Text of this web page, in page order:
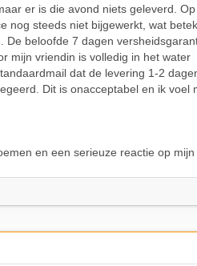
er is die avond niets geleverd. Op
nog steeds niet bijgewerkt, wat
beloofde 7 dagen
mijn vriendin is volledig in het water
dat de levering 1-2
Dit is onacceptabel en ik voel
en een serieuze reactie op mijn